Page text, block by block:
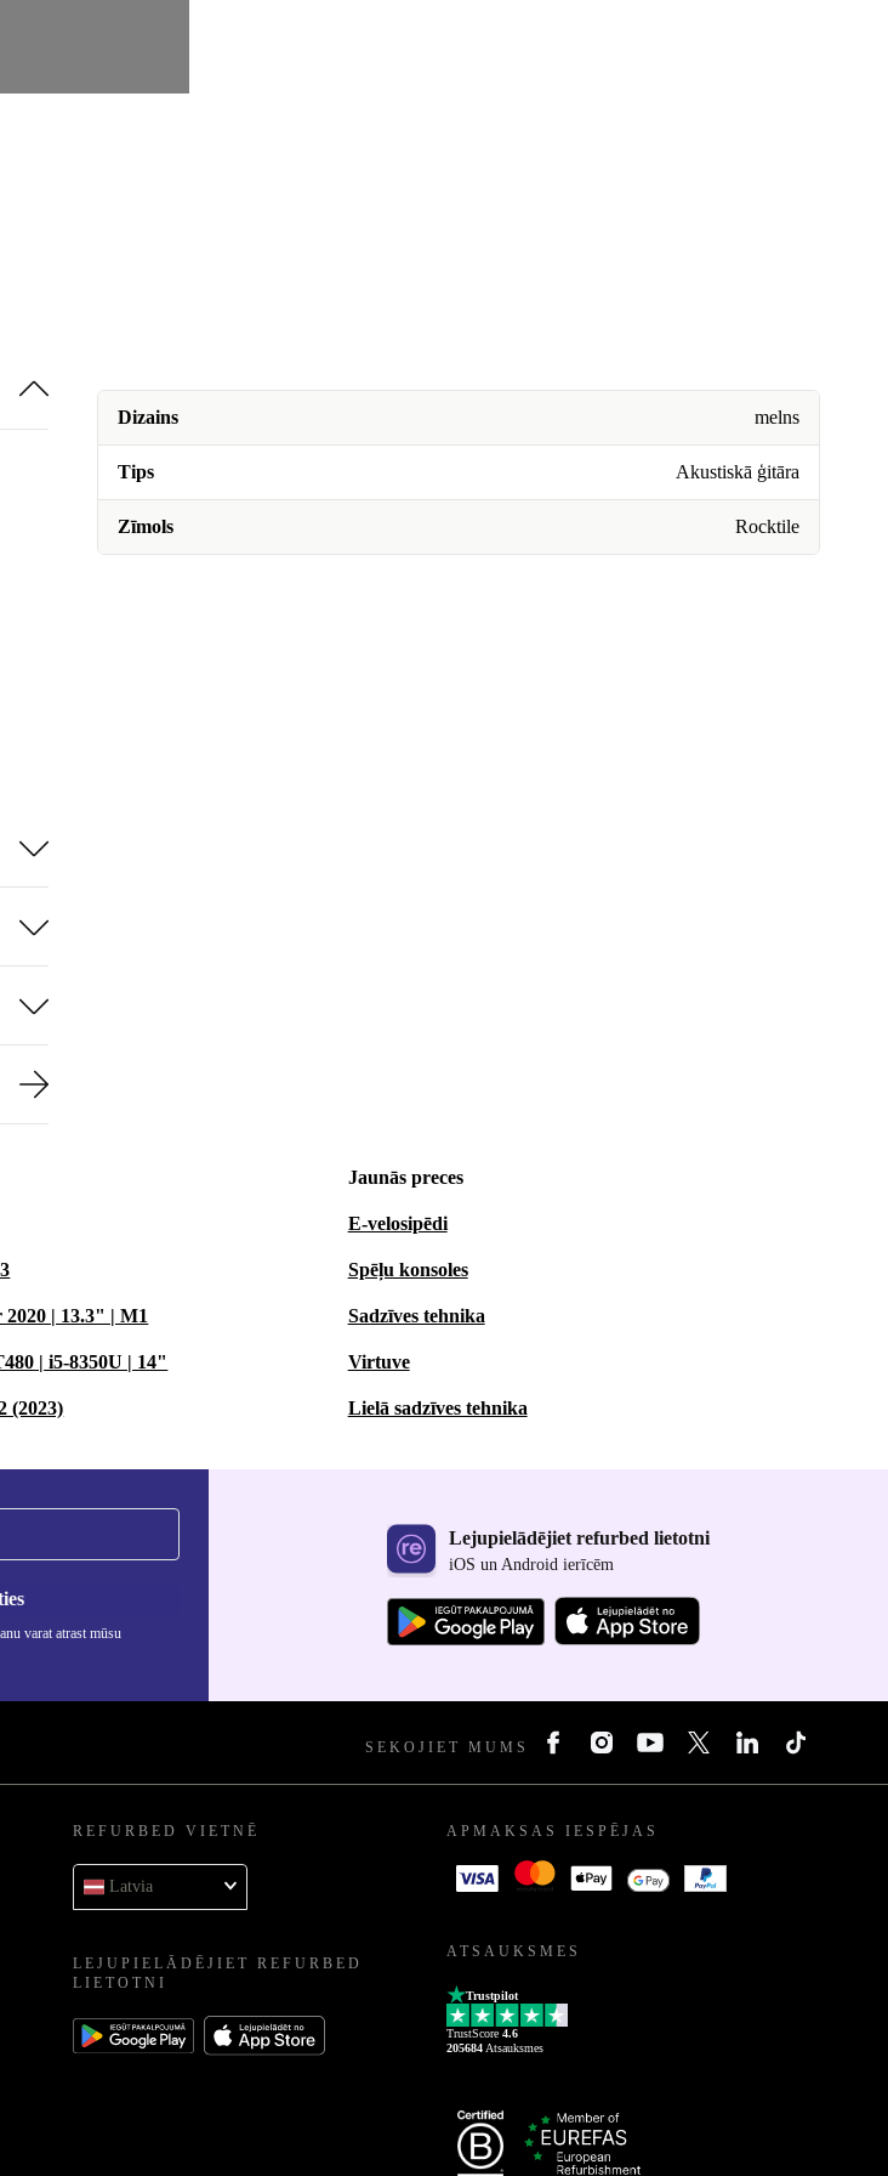
Dizains melns
Tips Akustiskā ģitāra
Zīmols Rocktile
| 13.3" | M1
| i5-8350U | 14"
(2023)
Jaunās preces
E-velosipēdi
Spēļu konsoles
Sadzīves tehnika
Virtuve
Lielā sadzīves tehnika
varat atrast mūsu
Lejupielādējiet refurbed lietotni
iOS un Android ierīcēm
SEKOJIET MUMS
REFURBED VIETNĒ
Latvia
LEJUPIELĀDĒJIET REFURBED
LIETOTNI
APMAKSAS IESPĒJAS
ATSAUKSMES
Trustpilot
TrustScore 4.6
205684 Atsauksmes